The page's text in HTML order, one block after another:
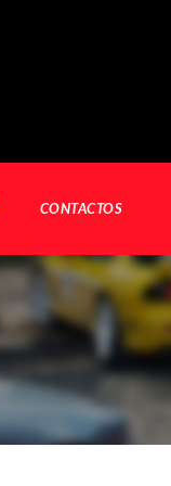
CONTACTOS